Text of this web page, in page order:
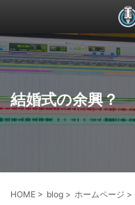
結婚式の余興？
HOME > blog > ホームページ >